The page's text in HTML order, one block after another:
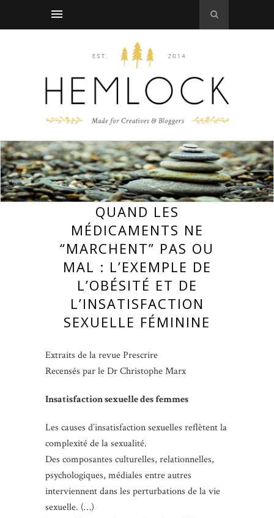
QUAND LES
MÉDICAMENTS NE
“MARCHENT” PAS OU
MAL : L’EXEMPLE DE
L’OBÉSITÉ ET DE
L’INSATISFACTION
SEXUELLE FÉMININE
Extraits de la revue Prescrire
Recensés par le Dr Christophe Marx
Insatisfaction sexuelle des femmes
Les causes d’insatisfaction sexuelles reflètent la
complexité de la sexualité.
Des composantes culturelles, relationnelles,
psychologiques, médiales entre autres
interviennent dans les perturbations de la vie
sexuelle. (…)